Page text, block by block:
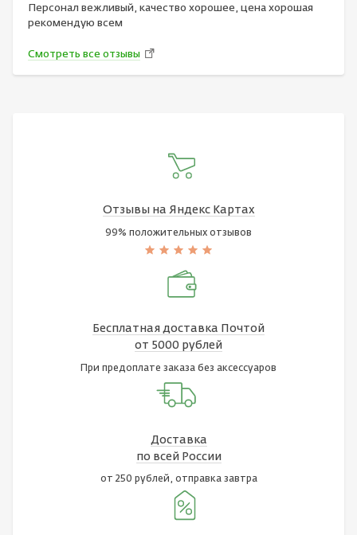
Персонал вежливый, качество хорошее, цена хорошая
рекомендую всем
Смотреть все отзывы
Отзывы на Яндекс Картах
99% положительных отзывов
Бесплатная доставка Почтой
от 5000 рублей
При предоплате заказа без аксессуаров
Доставка
по всей России
от 250 рублей, отправка завтра